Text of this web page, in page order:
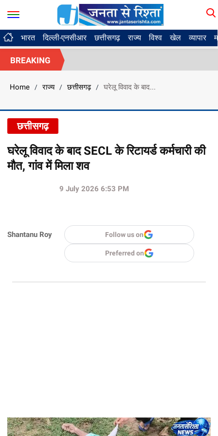
भारत दिल्ली-एनसीआर छत्तीसगढ़ राज्य विश्व खेल व्यापार
BREAKING
Home / राज्य / छत्तीसगढ़ / घरेलू विवाद के बाद...
छत्तीसगढ़
घरेलू विवाद के बाद SECL के रिटायर्ड कर्मचारी की
मौत, गांव में मिला शव
Shantanu Roy
9 July 2026 6:53 PM
Follow us on
Preferred on